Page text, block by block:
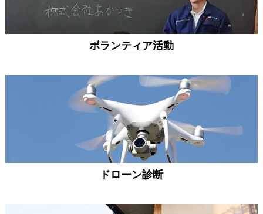
ボランティア活動
ドローン診断